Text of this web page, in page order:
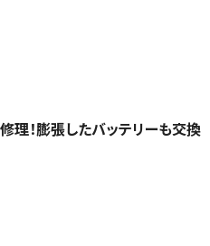
理！膨張したバッテリーも交換